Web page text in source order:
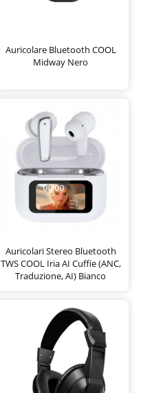
Auricolare Bluetooth COOL
Midway Nero
Auricolari Stereo Bluetooth
TWS COOL Iria AI Cuffie (ANC,
Traduzione, AI) Bianco